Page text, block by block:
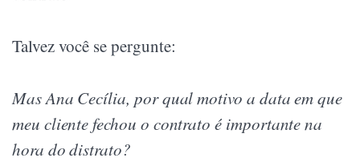
Talvez você se pergunte:
Mas Ana Cecília, por qual motivo a data em que
meu cliente fechou o contrato é importante na
hora do distrato?